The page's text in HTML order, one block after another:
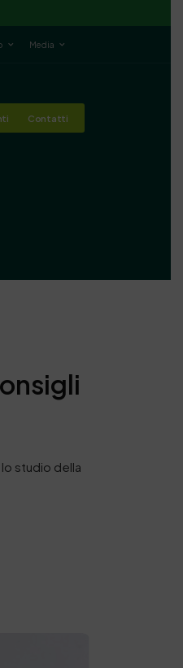
Media
Contatti
studio della